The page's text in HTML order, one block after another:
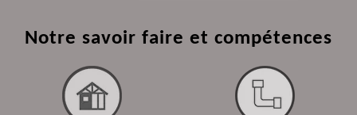
Notre savoir faire et compétences